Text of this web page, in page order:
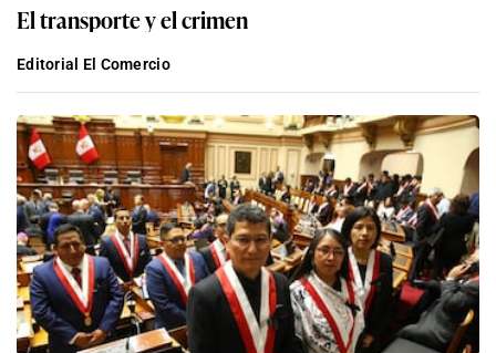
El transporte y el crimen
Editorial El Comercio